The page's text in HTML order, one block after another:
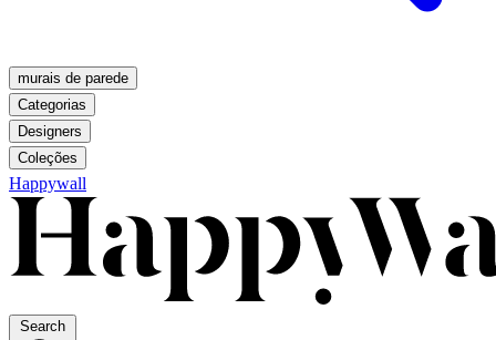
murais de parede
Categorias
Designers
Coleções
Happywall
Search